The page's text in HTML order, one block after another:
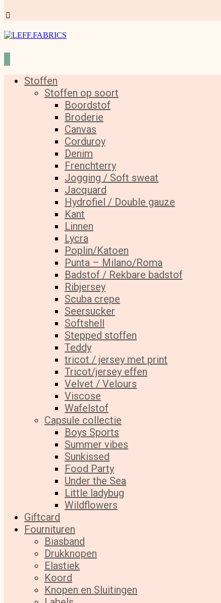
Stoffen
Stoffen op soort
Boordstof
Broderie
Canvas
Corduroy
Denim
Frenchterry
Jogging / Soft sweat
Jacquard
Hydrofiel / Double gauze
Kant
Linnen
Lycra
Poplin/Katoen
Punta – Milano/Roma
Badstof / Rekbare badstof
Ribjersey
Scuba crepe
Seersucker
Softshell
Stepped stoffen
Teddy
tricot / jersey met print
Tricot/jersey effen
Velvet / Velours
Viscose
Wafelstof
Capsule collectie
Boys Sports
Summer vibes
Sunkissed
Food Party
Under the Sea
Little ladybug
Wildflowers
Giftcard
Fournituren
Biasband
Drukknopen
Elastiek
Koord
Knopen en Sluitingen